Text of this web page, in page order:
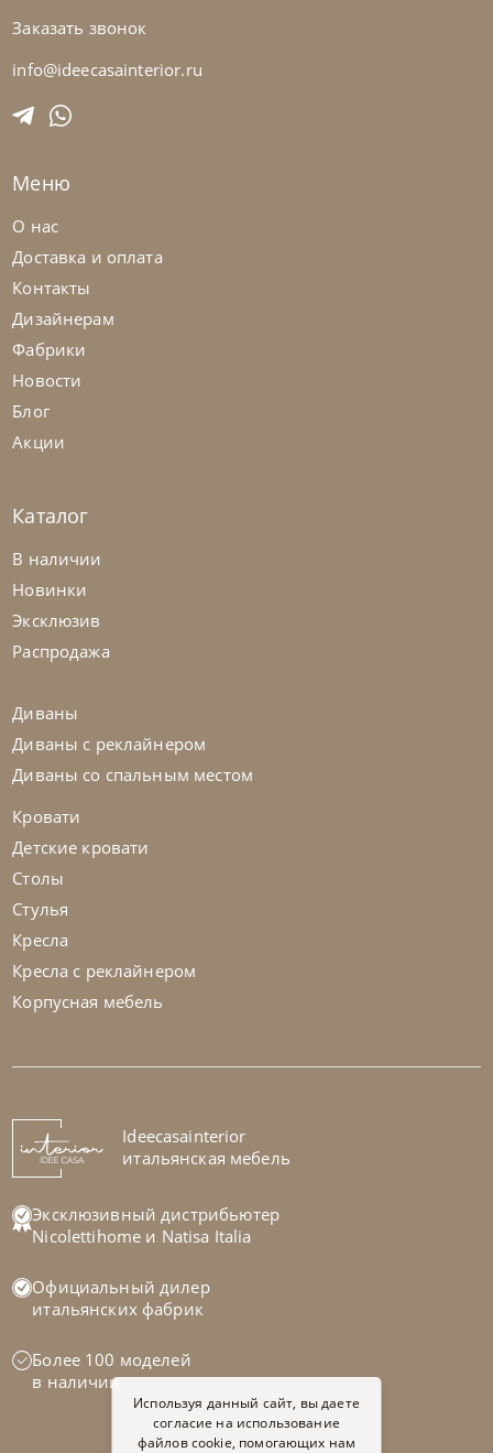
Bontempi
Стул Nata
Bontempi
Стул Shape
Стул Sveva
На заказ 45-90 дн
Заказать звонок
info@ideecasainterior.ru
Меню
О нас
Доставка и оплата
Контакты
Дизайнерам
Фабрики
Новости
Блог
Акции
Каталог
В наличии
Новинки
Эксклюзив
Распродажа
Диваны
Диваны с реклайнером
Диваны со спальным местом
Кровати
Детские кровати
Столы
Стулья
Кресла
Кресла с реклайнером
Корпусная мебель
Ideecasainterior
итальянская мебель
Эксклюзивный дистрибьютер
Nicolettihome и Natisa Italia
Официальный дилер
итальянских фабрик
Более 100 моделей
в наличии
Используя данный сайт, вы даете
согласие на использование
файлов cookie, помогающих нам